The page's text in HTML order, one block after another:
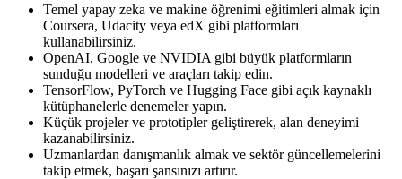
Temel yapay zeka ve makine öğrenimi eğitimleri almak için
Coursera, Udacity veya edX gibi platformları
kullanabilirsiniz.
OpenAI, Google ve NVIDIA gibi büyük platformların
sunduğu modelleri ve araçları takip edin.
TensorFlow, PyTorch ve Hugging Face gibi açık kaynaklı
kütüphanelerle denemeler yapın.
Küçük projeler ve prototipler geliştirerek, alan deneyimi
kazanabilirsiniz.
Uzmanlardan danışmanlık almak ve sektör güncellemelerini
takip etmek, başarı şansınızı artırır.